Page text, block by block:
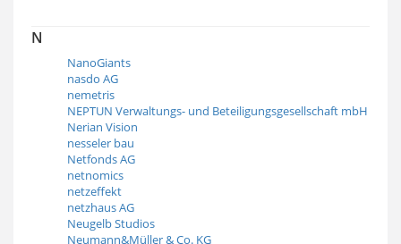
N
NanoGiants
nasdo AG
nemetris
NEPTUN Verwaltungs- und Beteiligungsgesellschaft mbH
Nerian Vision
nesseler bau
Netfonds AG
netnomics
netzeffekt
netzhaus AG
Neugelb Studios
Neumann&Müller & Co. KG